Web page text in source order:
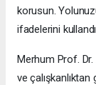
korusun.
ifadelerini
Merhum Prof. Dr.
ve